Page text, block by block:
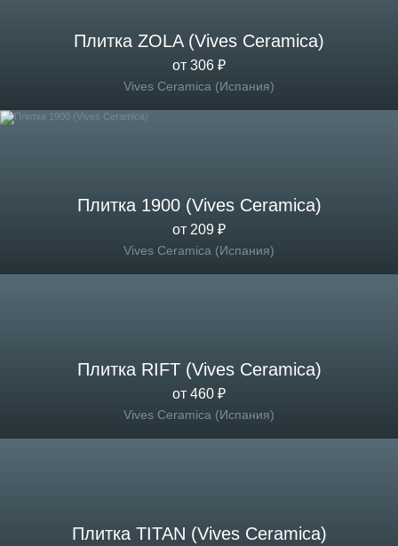
Плитка ZOLA (Vives Ceramica)
от 306 ₽
Vives Ceramica (Испания)
Плитка 1900 (Vives Ceramica)
от 209 ₽
Vives Ceramica (Испания)
Плитка RIFT (Vives Ceramica)
от 460 ₽
Vives Ceramica (Испания)
Плитка TITAN (Vives Ceramica)